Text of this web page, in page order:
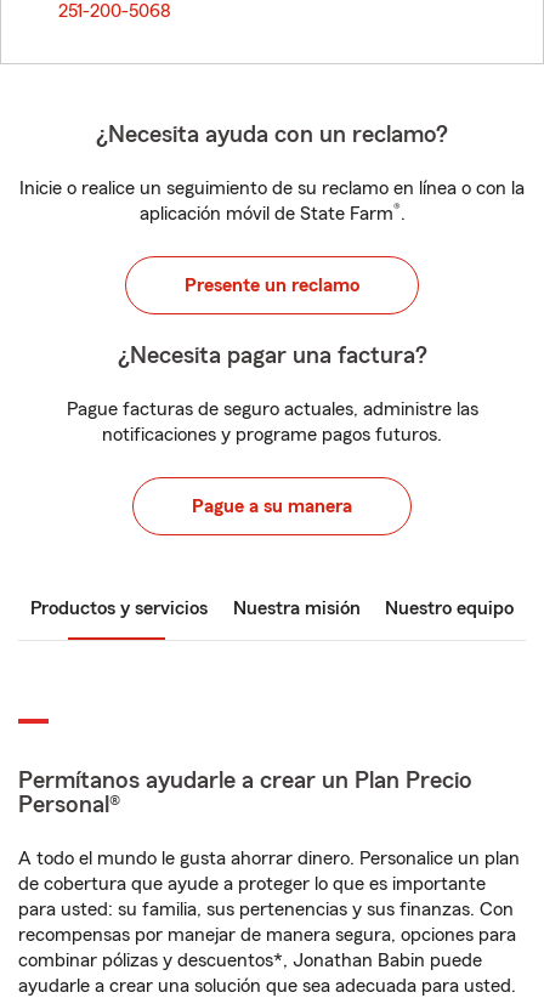
251-200-5068
¿Necesita ayuda con un reclamo?
Inicie o realice un seguimiento de su reclamo en línea o con la
aplicación móvil de State Farm®.
Presente un reclamo
¿Necesita pagar una factura?
Pague facturas de seguro actuales, administre las
notificaciones y programe pagos futuros.
Pague a su manera
Productos y servicios Nuestra misión Nuestro equipo
Permítanos ayudarle a crear un Plan Precio
Personal®
A todo el mundo le gusta ahorrar dinero. Personalice un plan
de cobertura que ayude a proteger lo que es importante
para usted: su familia, sus pertenencias y sus finanzas. Con
recompensas por manejar de manera segura, opciones para
combinar pólizas y descuentos*, Jonathan Babin puede
ayudarle a crear una solución que sea adecuada para usted.